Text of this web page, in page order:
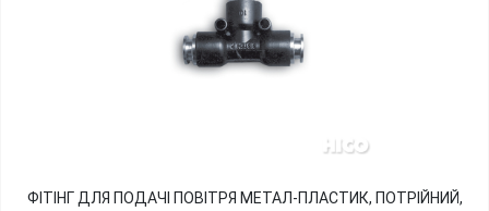
ФІТІНГ ДЛЯ ПОДАЧІ ПОВІТРЯ МЕТАЛ-ПЛАСТИК, ПОТРІЙНИЙ,